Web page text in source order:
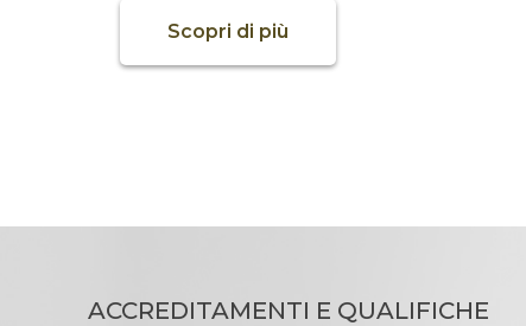
Scopri di più
ACCREDITAMENTI E QUALIFICHE